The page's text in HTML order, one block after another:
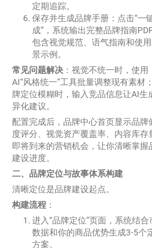
定期追踪。
保存并生成品牌手册：点击“一
成”，系统输出完整品牌指南PDF
包含视觉规范、语气指南和使
景示例。
常见问题解决 ：视觉不统一时，使用
AI“风格统一”工具批量调整现有素材
牌定位模糊时，输入竞品信息让AI生
异化建议。
配置完成后，品牌中心首页显示品牌
度评分、视觉资产覆盖率、内容库存
即将到来的营销机会，让你清晰掌握
建设进度。
二、品牌定位与故事体系构建
清晰定位是品牌建设起点。
构建流程 ：
进入“品牌定位”页面，系统结合
数据和你的商品优势生成3-5个
方案。